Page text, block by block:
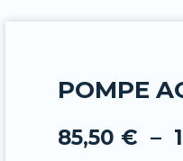
POMPE
85,50 € –